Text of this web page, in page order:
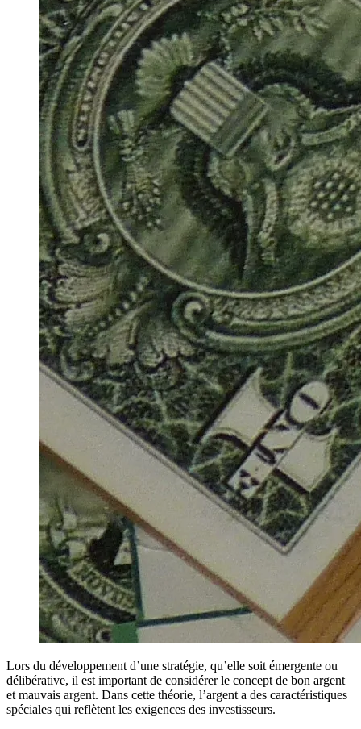
Lors du développement d’une stratégie, qu’elle soit émergente ou
délibérative, il est important de considérer le concept de bon argent
et mauvais argent. Dans cette théorie, l’argent a des caractéristiques
spéciales qui reflètent les exigences des investisseurs.